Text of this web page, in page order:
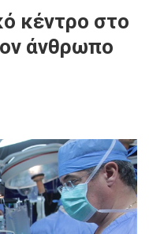
κέντρο στο
άνθρωπο